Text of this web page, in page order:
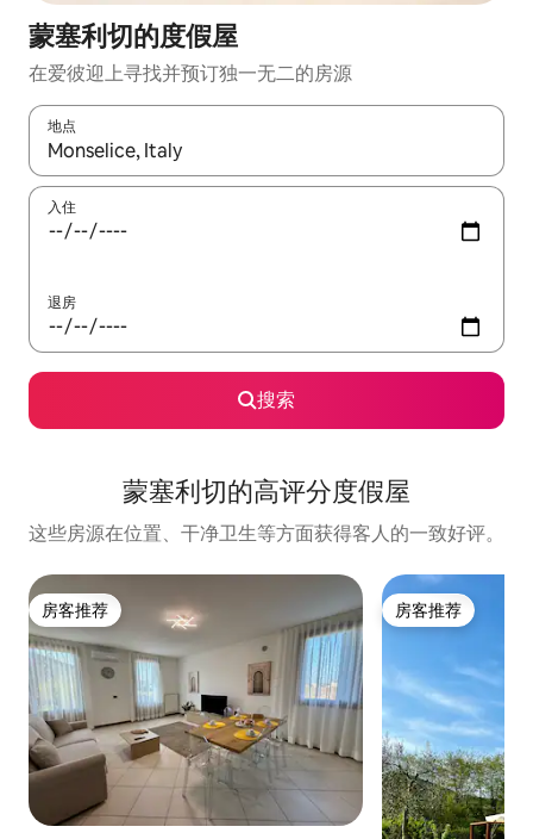
蒙塞利切的度假屋
在爱彼迎上寻找并预订独一无二的房源
地点
如有搜索结果，请使用上下方向键查看，或通过点击或滑动手势
入住
退房
搜索
蒙塞利切的高评分度假屋
这些房源在位置、干净卫生等方面获得客人的一致好评。
房客推荐
房客推荐 房客推荐
房客推荐